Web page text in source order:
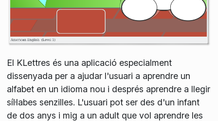
El KLettres és una aplicació especialment
dissenyada per a ajudar l'usuari a aprendre un
alfabet en un idioma nou i després aprendre a llegir
síl·labes senzilles. L'usuari pot ser des d'un infant
de dos anys i mig a un adult que vol aprendre les